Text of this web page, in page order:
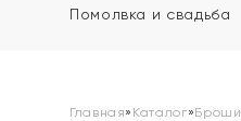
Помолвка и свадьба
Главная» Каталог»Броши